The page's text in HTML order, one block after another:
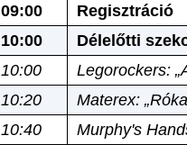
09:00
Regisztráció
10:00
Délelőtti
10:00
Legorockers:
10:20
Materex:
10:40
Murphy's